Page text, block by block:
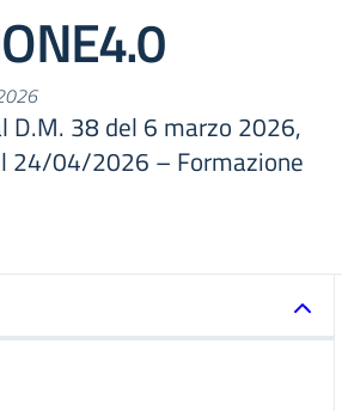
D.M. 38 del 6 marzo 2026,
24/04/2026 – Formazione